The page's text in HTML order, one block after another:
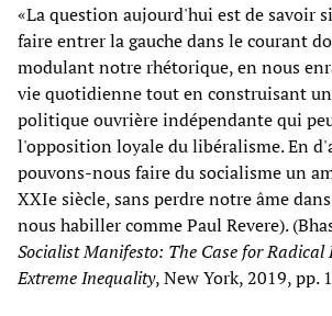
«La question aujourd'hui est de savoir
faire entrer la gauche dans le courant
modulant notre rhétorique, en nous
vie quotidienne tout en construisant
politique ouvrière indépendante qui
l'opposition loyale du libéralisme. En
pouvons-nous faire du socialisme un
XXIe siècle, sans perdre notre âme
nous habiller comme Paul Revere).
Socialist Manifesto: The Case for
Extreme Inequality, New York, 2019, pp.